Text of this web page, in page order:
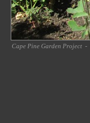
Cape Pine Garden Project -